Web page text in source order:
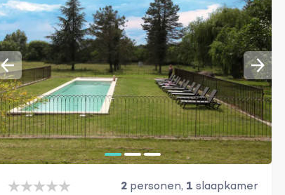
2personen, 1 slaapkamer